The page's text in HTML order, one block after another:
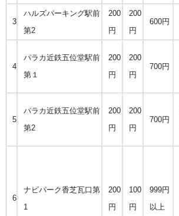
3
ハルズパーキング駅前
第2
200
円
200
円
600円
4
パラカ近鉄五位堂駅前
第１
200
円
200
円
700円
5
パラカ近鉄五位堂駅前
第2
200
円
200
円
700円
6
ナビパーク香芝瓦口第
1
200
円
100
円
999円
以上